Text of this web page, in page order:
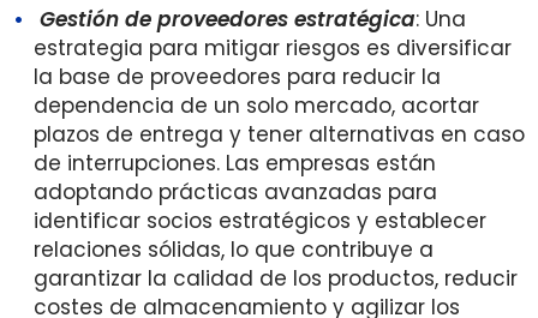
Gestión de proveedores estratégica: Una
estrategia para mitigar riesgos es diversificar
la base de proveedores para reducir la
dependencia de un solo mercado, acortar
plazos de entrega y tener alternativas en caso
de interrupciones. Las empresas están
adoptando prácticas avanzadas para
identificar socios estratégicos y establecer
relaciones sólidas, lo que contribuye a
garantizar la calidad de los productos, reducir
costes de almacenamiento y agilizar los